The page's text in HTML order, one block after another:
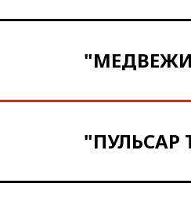
"ПУЛЬСАР